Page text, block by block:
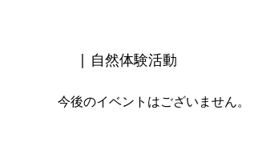
| 自然体験活動
今後のイベントはございません。